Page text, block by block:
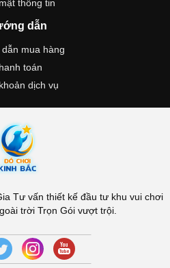
thông tin
dẫn
mua hàng
toán
dịch vụ
Tư vấn thiết kế đầu tư khu vui chơi
trời Trọn Gói vượt trội.